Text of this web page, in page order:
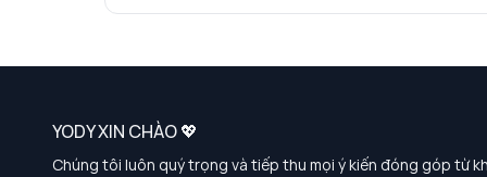
YODY XIN CHÀO 💖
Chúng tôi luôn quý trọng và tiếp thu mọi ý kiến đóng góp từ